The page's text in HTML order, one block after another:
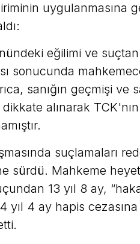
uygulanmasına
eğilimi ve
sonucunda
sanığın geçmişi ve
dikkate alınarak
suçlamaları
sürdü. Mahkeme
13 yıl 8 ay,
yıl 4 ay hapis